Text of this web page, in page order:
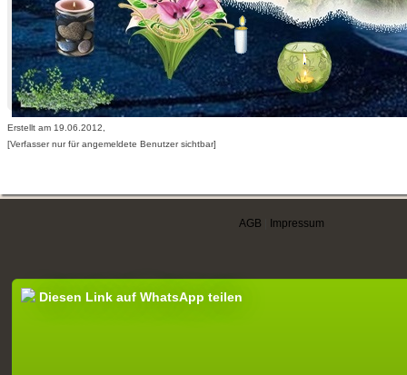
Erstellt am 19.06.2012,
[Verfasser nur für angemeldete Benutzer sichtbar]
AGB Impressum
Diesen Link auf WhatsApp teilen